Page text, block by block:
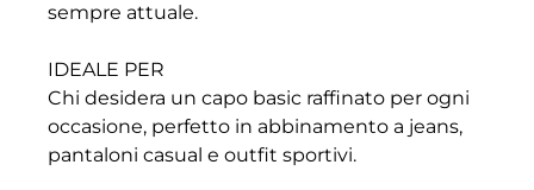
sempre attuale.
IDEALE PER
Chi desidera un capo basic raffinato per ogni
occasione, perfetto in abbinamento a jeans,
pantaloni casual e outfit sportivi.